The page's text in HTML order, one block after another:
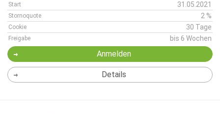
Start 31.05.2021
Stornoquote 2 %
Cookie 30 Tage
Freigabe bis 6 Wochen
Anmelden
Details